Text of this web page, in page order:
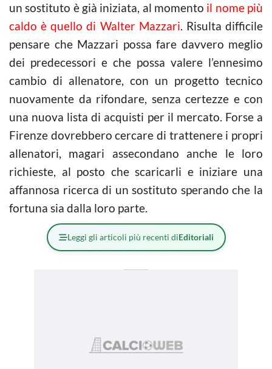
un sostituto è già iniziata, al momento il nome più
caldo è quello di Walter Mazzari. Risulta difficile
pensare che Mazzari possa fare davvero meglio
dei predecessori e che possa valere l’ennesimo
cambio di allenatore, con un progetto tecnico
nuovamente da rifondare, senza certezze e con
una nuova lista di acquisti per il mercato. Forse a
Firenze dovrebbero cercare di trattenere i propri
allenatori, magari assecondano anche le loro
richieste, al posto che scaricarli e iniziare una
affannosa ricerca di un sostituto sperando che la
fortuna sia dalla loro parte.
Leggi gli articoli più recenti diEditoriali